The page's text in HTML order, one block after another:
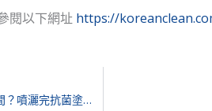
閱以下網址 https://
消毒公司如何利用抗菌塗層打造潔淨空間？噴灑完抗菌塗層後可以擦拭表面嗎？